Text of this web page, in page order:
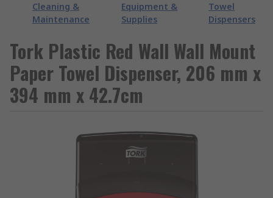
Cleaning &
Maintenance
Equipment &
Supplies
Towel
Dispensers
Tork Plastic Red Wall Wall Mount
Paper Towel Dispenser, 206 mm x
394 mm x 42.7cm